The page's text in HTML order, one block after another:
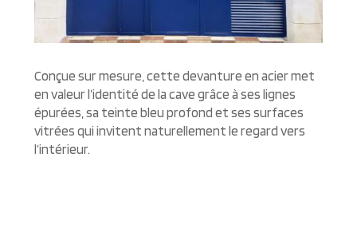
Conçue sur mesure, cette devanture en acier met
en valeur l’identité de la cave grâce à ses lignes
épurées, sa teinte bleu profond et ses surfaces
vitrées qui invitent naturellement le regard vers
l’intérieur.